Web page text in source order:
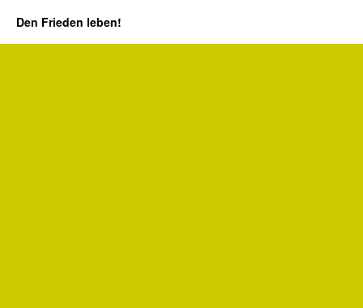
Den Frieden leben!